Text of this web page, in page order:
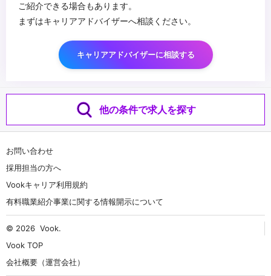
ご紹介できる場合もあります。
まずはキャリアアドバイザーへ相談ください。
キャリアアドバイザーに相談する
他の条件で求人を探す
お問い合わせ
採用担当の方へ
Vookキャリア利用規約
有料職業紹介事業に関する情報開示について
© 2026 Vook.
Vook TOP
会社概要（運営会社）